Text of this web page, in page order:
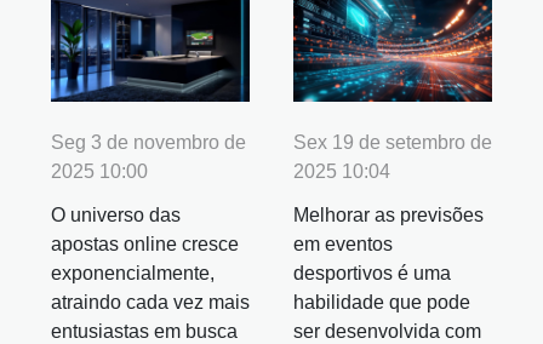
Seg 3 de novembro de
2025 10:00
O universo das
apostas online cresce
exponencialmente,
atraindo cada vez mais
entusiastas em busca
Sex 19 de setembro de
2025 10:04
Melhorar as previsões
em eventos
desportivos é uma
habilidade que pode
ser desenvolvida com